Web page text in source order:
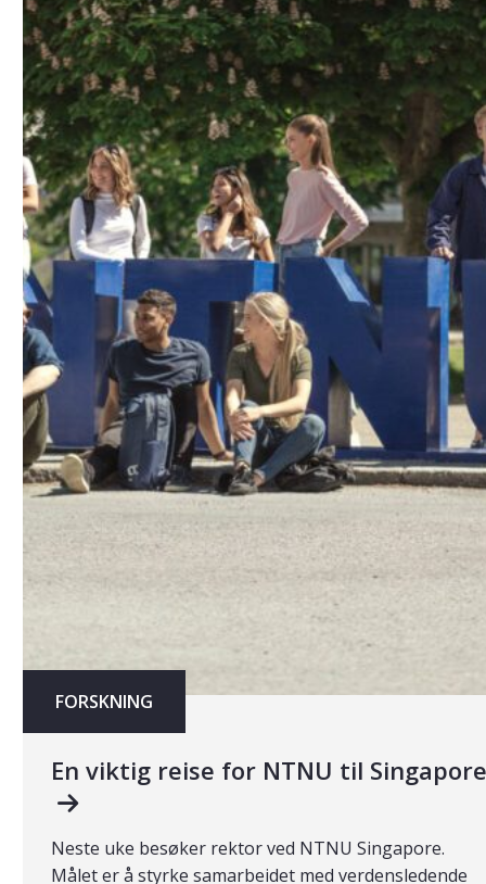
FORSKNING
En viktig reise for NTNU til Singapore
Neste uke besøker rektor ved NTNU Singapore.
Målet er å styrke samarbeidet med verdensledende